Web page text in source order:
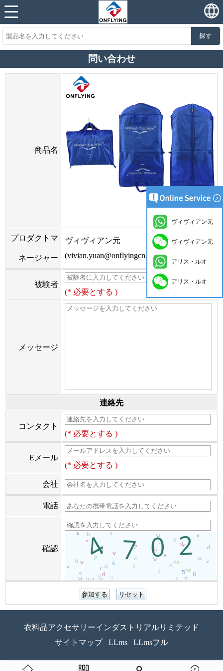
探す
問い合わせ
商品名
プロダクトマ
ネージャー
ヴィヴィアン元
(vivian.yuan@onflyingcn.com)
被験者
(* 必要とする )
メッセージ
連絡先
コンタクト
(* 必要とする )
Eメール
(* 必要とする )
会社
電話
確認
衣料品アクセサリーインダストリアルリミテッド
サイトマップ
LLms LLmsフル
ヴィヴィアン元
ヴィヴィアン元
アリス・ルオ
アリス・ルオ